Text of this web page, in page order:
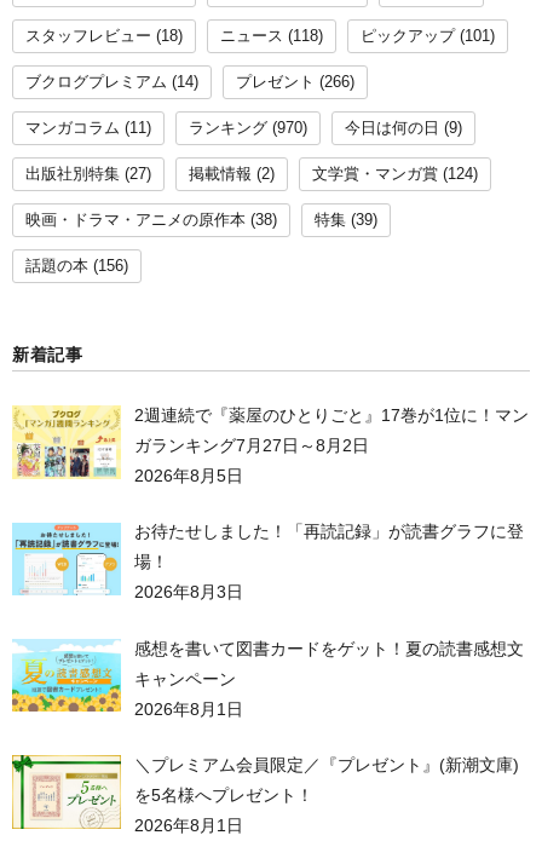
スタッフレビュー (18) ニュース (118) ピックアップ(101)
ブクログプレミアム (14) プレゼント (266)
マンガコラム (11) ランキング (970) 今日は何の日 (9)
出版社別特集 (27) 掲載情報 (2) 文学賞・マンガ賞 (124)
映画・ドラマ・アニメの原作本 (38) 特集 (39)
話題の本 (156)
新着記事
2週連続で『薬屋のひとりごと』17巻が1位に！マン
ガランキング7月27日～8月2日
2026年8月5日
お待たせしました！「再読記録」が読書グラフに登
場！
2026年8月3日
感想を書いて図書カードをゲット！夏の読書感想文
キャンペーン
2026年8月1日
＼プレミアム会員限定／『プレゼント』(新潮文庫)
を5名様へプレゼント！
2026年8月1日